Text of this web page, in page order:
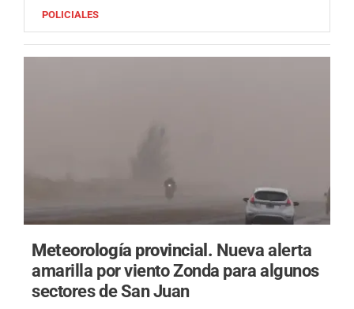
POLICIALES
Meteorología provincial. Nueva alerta
amarilla por viento Zonda para algunos
sectores de San Juan